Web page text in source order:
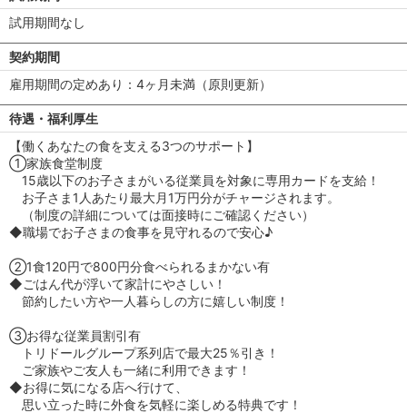
試用期間なし
契約期間
雇用期間の定めあり：4ヶ月未満（原則更新）
待遇・福利厚生
【働くあなたの食を支える3つのサポート】
①家族食堂制度
15歳以下のお子さまがいる従業員を対象に専用カードを支給！
お子さま1人あたり最大月1万円分がチャージされます。
（制度の詳細については面接時にご確認ください）
◆職場でお子さまの食事を見守れるので安心♪
②1食120円で800円分食べられるまかない有
◆ごはん代が浮いて家計にやさしい！
節約したい方や一人暮らしの方に嬉しい制度！
③お得な従業員割引有
トリドールグループ系列店で最大25％引き！
ご家族やご友人も一緒に利用できます！
◆お得に気になる店へ行けて、
思い立った時に外食を気軽に楽しめる特典です！